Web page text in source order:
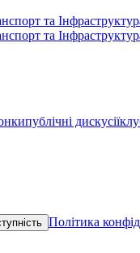
та
та
публічні дискусії
Політика